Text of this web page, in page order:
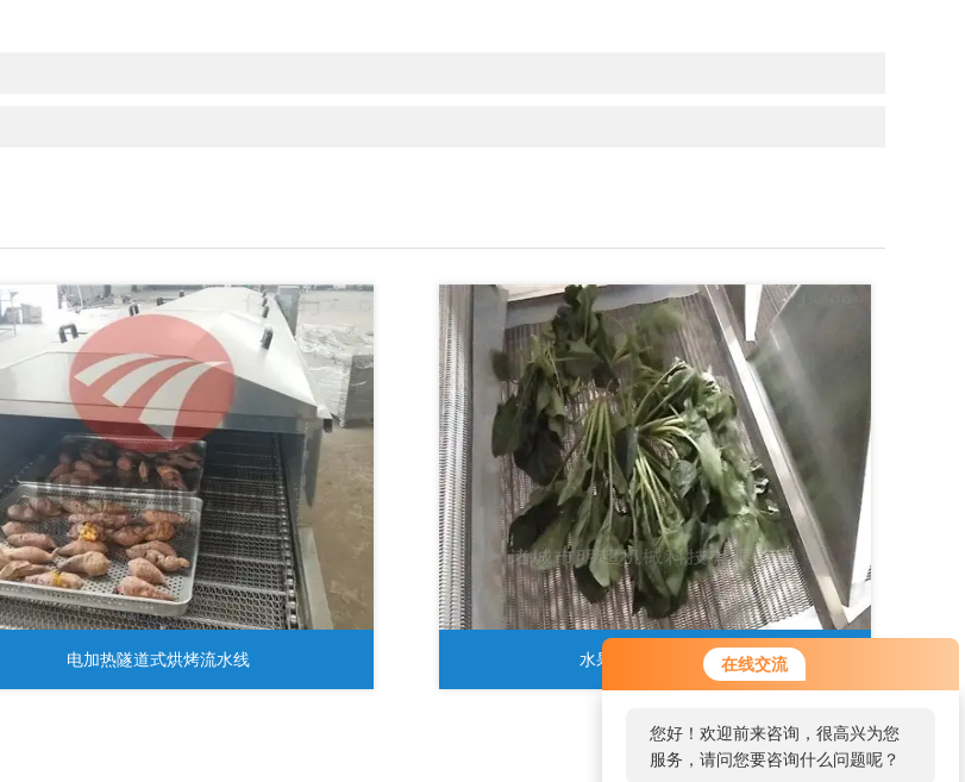
在线交流
您好！欢迎前来咨询，很高兴为您
服务，请问您要咨询什么问题呢？
电加热隧道式烘烤流水线 水果净菜加工生产线